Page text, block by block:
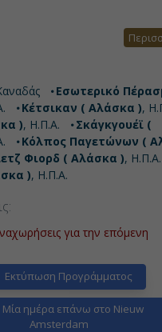
Εσωτερικό
Κέτσικαν ( Αλάσκα ),
), Η.Π.Α.
Σκάγκγουέϊ (
Κόλπος Παγετώνων (
Φιορδ ( Αλάσκα ), Η.Π.Α.
), Η.Π.Α.
για την επόμενη
Εκτύπωση Προγράμματος
Μία ημέρα επάνω στο Nieuw
Amsterdam